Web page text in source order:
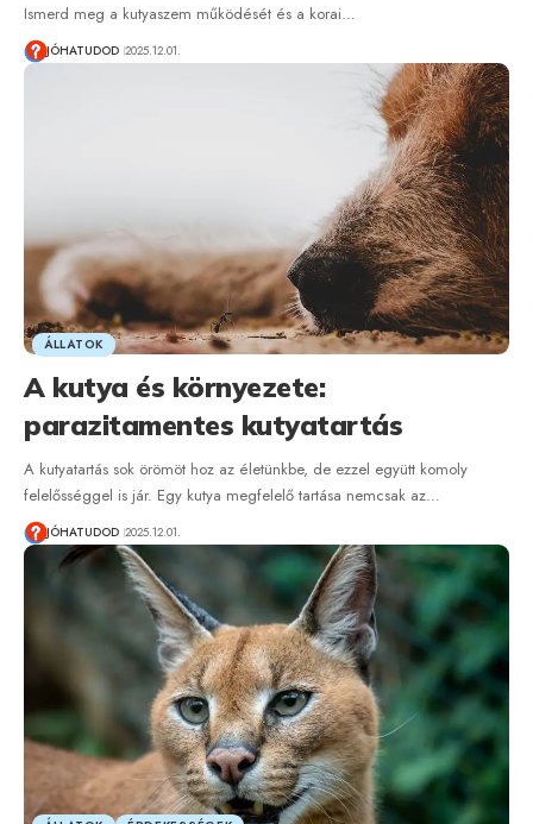
Ismerd meg a kutyaszem működését és a korai…
JÓHATUDOD 2025.12.01.
ÁLLATOK
A kutya és környezete:
parazitamentes kutyatartás
A kutyatartás sok örömöt hoz az életünkbe, de ezzel együtt komoly
felelősséggel is jár. Egy kutya megfelelő tartása nemcsak az…
JÓHATUDOD 2025.12.01.